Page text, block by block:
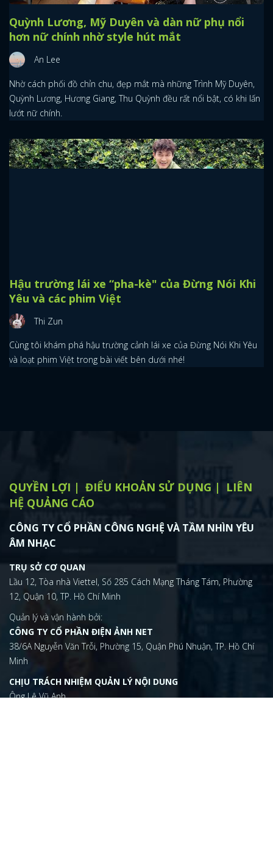
Quỳnh Lương, Mỹ Duyên và dàn nữ phụ nổi
hơn nữ chính nhờ style hút mắt
An Lee
Nhờ cách phối đồ chỉn chu, đẹp mắt mà những Trình Mỹ Duyên,
Quỳnh Lương, Hương Giang, Thu Quỳnh đều rất nổi bật, có khi lấn
lướt nữ chính.
Hậu trường lái xe “pha-kè" của Đừng Nói Khi
Yêu và các phim Việt
Thi Zun
Cùng tôi khám phá hậu trường cảnh lái xe của Đừng Nói Khi Yêu
và loạt phim Việt trong bài viết bên dưới nhé!
QUYỀN LỢI ĐIỂU KHOẢN SỬ DỤNG
LIÊN
HỆ QUẢNG CÁO
CÔNG TY CỔ PHẦN CÔNG NGHỆ VÀ TẦM NHÌN YÊU
ÂM NHẠC
TRỤ SỞ CƠ QUAN
Lầu 12, Tòa nhà Viettel, Số 285 Cách Mạng Tháng Tám, Phường
12, Quận 10, TP. Hồ Chí Minh
Quản lý và vận hành bởi:
CÔNG TY CỔ PHẦN ĐIỆN ẢNH NET
38/6A Nguyễn Văn Trỗi, Phường 15, Quận Phú Nhuận, TP. Hồ Chí
Minh
CHỊU TRÁCH NHIỆM QUẢN LÝ NỘI DUNG
Ông Lê Vũ Anh